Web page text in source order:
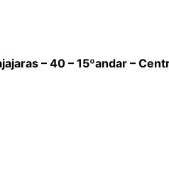
– 40 – 15ºandar –